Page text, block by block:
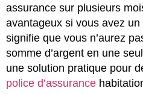
assurance sur plusieurs
avantageux si vous avez
signifie que vous n’aurez
somme d’argent en une
une solution pratique pour
police d’assurance